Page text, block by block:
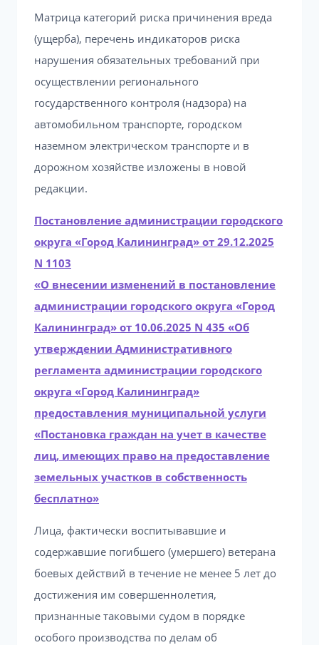
Матрица категорий риска причинения вреда
(ущерба), перечень индикаторов риска
нарушения обязательных требований при
осуществлении регионального
государственного контроля (надзора) на
автомобильном транспорте, городском
наземном электрическом транспорте и в
дорожном хозяйстве изложены в новой
редакции.
Постановление администрации городского
округа «Город Калининград» от 29.12.2025
N 1103
«О внесении изменений в постановление
администрации городского округа «Город
Калининград» от 10.06.2025 N 435 «Об
утверждении Административного
регламента администрации городского
округа «Город Калининград»
предоставления муниципальной услуги
«Постановка граждан на учет в качестве
лиц, имеющих право на предоставление
земельных участков в собственность
бесплатно»
Лица, фактически воспитывавшие и
содержавшие погибшего (умершего) ветерана
боевых действий в течение не менее 5 лет до
достижения им совершеннолетия,
признанные таковыми судом в порядке
особого производства по делам об